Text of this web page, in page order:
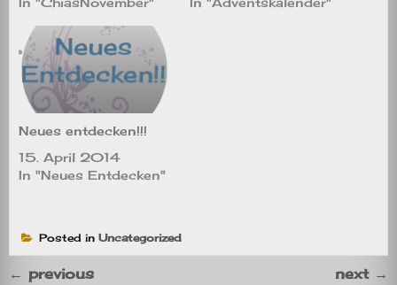
Neues entdecken!!!
15. April 2014
In "Neues Entdecken"
Posted in Uncategorized
← previous next →